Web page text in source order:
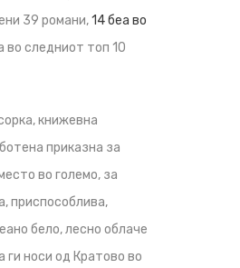
39 романи,14 беа во
во следниот топ 10
книжевна
приказна за
во големо, за
приспособлива,
бело, лесно облаче
носи од Кратово во